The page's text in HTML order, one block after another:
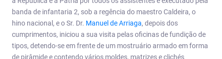
banda de infantaria 2, sob a regência do maestro Caldeira, o
hino nacional, e o Sr. Dr. Manuel de Arriaga, depois dos
cumprimentos, iniciou a sua visita pelas oficinas de fundição de
tipos, detendo-se em frente de um mostruário armado em forma
de pirâmide e contendo vários moldes, matrizes e clichés